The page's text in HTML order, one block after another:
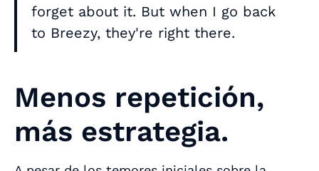
forget about it. But when I go back
to Breezy, they're right there.
Menos repetición,
más estrategia.